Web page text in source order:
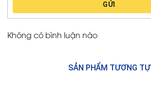
GỬI
Không có bình luận nào
SẢN PHẨM TƯƠNG TỰ